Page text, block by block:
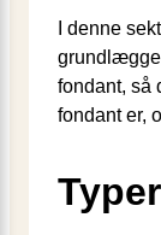
I denne
fondant, så
fondant er,